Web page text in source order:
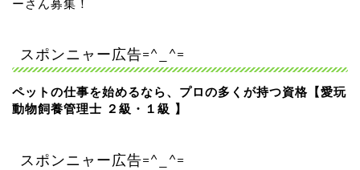
ーさん募集！
スポンニャー広告=^_^=
ペットの仕事を始めるなら、プロの多くが持つ資格【愛玩
動物飼養管理士 ２級・１級 】
スポンニャー広告=^_^=